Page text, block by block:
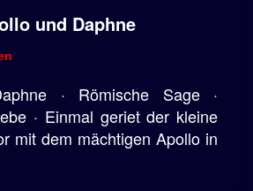
und Daphne
· Römische Sage ·
· Einmal geriet der kleine
mit dem mächtigen Apollo in